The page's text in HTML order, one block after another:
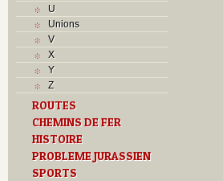
U
Unions
V
X
Y
Z
ROUTES
CHEMINS DE FER
HISTOIRE
PROBLEME JURASSIEN
SPORTS